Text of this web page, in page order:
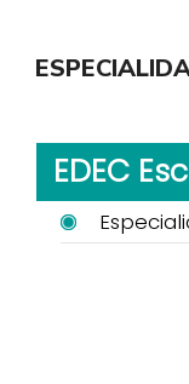
EDEC